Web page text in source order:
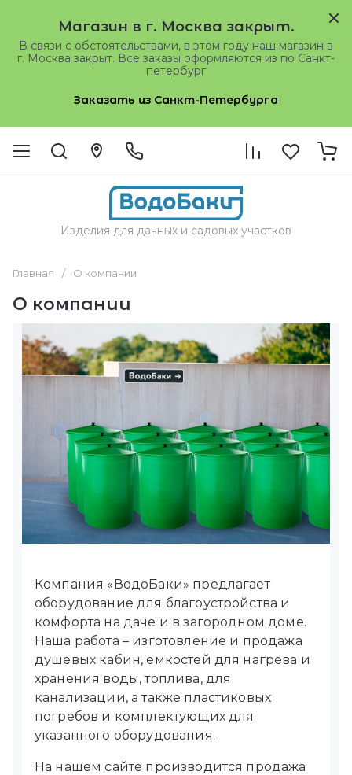
Магазин в г. Москва закрыт.
В связи с обстоятельствами, в этом году наш магазин в
г. Москва закрыт. Все заказы оформляются из гю Санкт-
петербург
Заказать из Санкт-Петербурга
Изделия для дачных и садовых участков
Главная / О компании
О компании
Компания «ВодоБаки» предлагает
оборудование для благоустройства и
комфорта на даче и в загородном доме.
Наша работа – изготовление и продажа
душевых кабин, емкостей для нагрева и
хранения воды, топлива, для
канализации, а также пластиковых
погребов и комплектующих для
указанного оборудования.
На нашем сайте производится продажа